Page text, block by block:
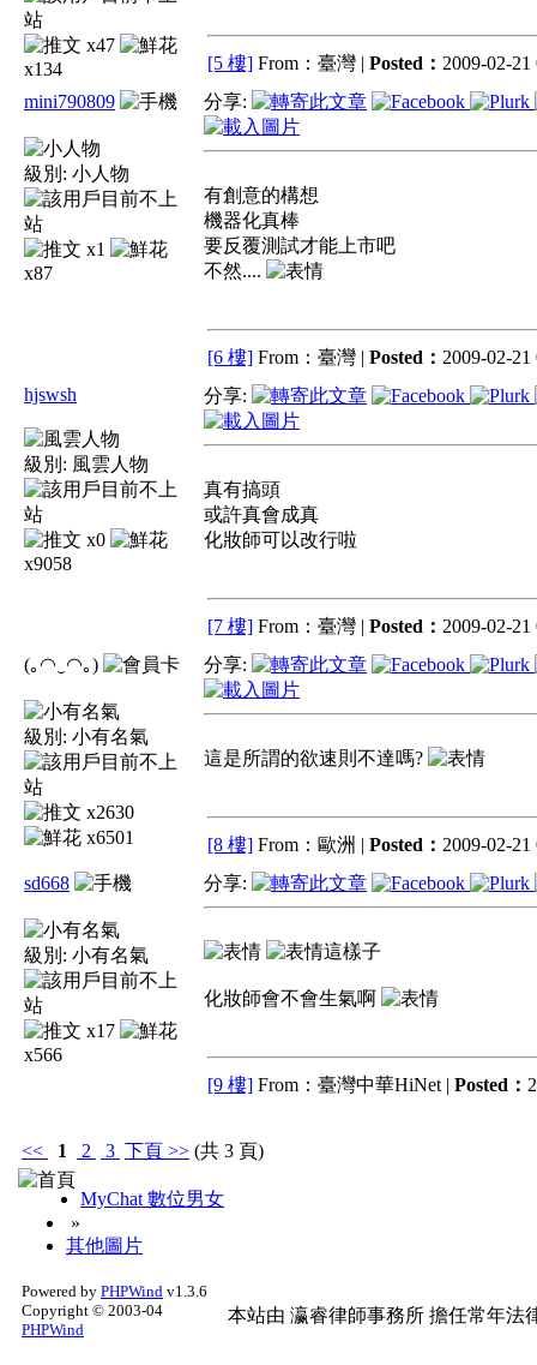
x47
x134
[5 樓] From：臺灣 | Posted： 2009-02-21
mini790809
級別: 小人物
x1
x87
分享:
有創意的構想
機器化真棒
要反覆測試才能上市吧
不然....
[6 樓] From：臺灣 | Posted： 2009-02-21
hjswsh
級別: 風雲人物
x0
x9058
分享:
真有搞頭
或許真會成真
化妝師可以改行啦
[7 樓] From：臺灣 | Posted： 2009-02-21
(｡◠‿◠｡)
級別: 小有名氣
x2630
x6501
分享:
這是所謂的欲速則不達嗎?
[8 樓] From：歐洲 | Posted： 2009-02-21
sd668
級別: 小有名氣
x17
x566
分享:
這樣子
化妝師會不會生氣啊
[9 樓] From：臺灣中華HiNet | Posted：
<< 1 2 3 下頁 >> (共 3 頁)
MyChat 數位男女
»
其他圖片
Powered by PHPWind v1.3.6
Copyright © 2003-04
PHPWind
本站由 瀛睿律師事務所 擔任常年法